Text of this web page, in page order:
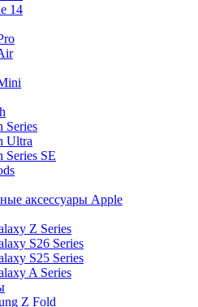
14
Series
Ultra
Series SE
аксессуары Apple
Z Series
S26 Series
S25 Series
A Series
Z Fold